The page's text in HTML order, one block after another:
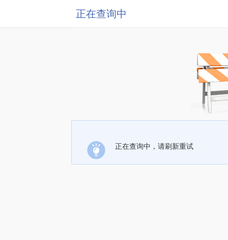
正在查询中
正在查询中，请刷新重试